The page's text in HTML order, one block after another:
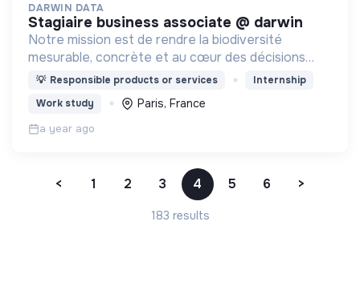
DARWIN DATA
stagiaire business associate @ darwin
Notre mission est de rendre la biodiversité
mesurable, concrète et au cœur des décisions
quotidiennes des entreprises.
💡 Responsible products or services
Internship
Work study
Paris, France
a year ago
< 1 2 3 4 5 6 >
183 results